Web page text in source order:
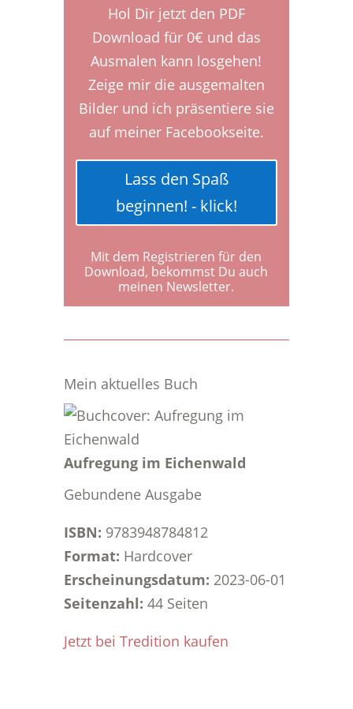
Hol Dir jetzt den PDF
Download für 0€ und das
Ausmalen kann losgehen!
Zeige mir die ausgemalten
Bilder und ich präsentiere sie
auf meiner Facebookseite.
Lass den Spaß
beginnen! - klick!
Mit dem Registrieren für den
Download, bekommst Du auch
meinen Newsletter.
Mein aktuelles Buch
Aufregung im Eichenwald
Gebundene Ausgabe
ISBN: 9783948784812
Format: Hardcover
Erscheinungsdatum: 2023-06-01
Seitenzahl: 44 Seiten
Jetzt bei Tredition kaufen